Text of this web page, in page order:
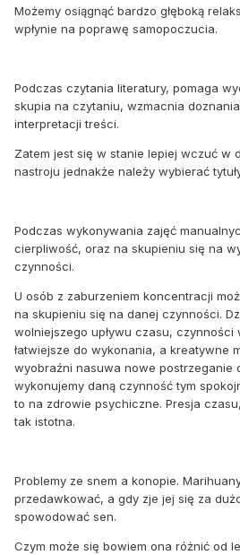
Możemy osiągnąć bardzo głęboką
wpłynie na poprawę samopoczucia.
Podczas czytania literatury, pomaga
skupia na czytaniu, wzmacnia
interpretacji treści.
Zatem jest się w stanie lepiej wczuć w
nastroju jednakże należy wybierać
Podczas wykonywania zajęć
cierpliwość, oraz na skupieniu się na
czynności.
U osób z zaburzeniem koncentracji
na skupieniu się na danej czynności.
wolniejszego upływu czasu, czynności
łatwiejsze do wykonania, a kreatywne
wyobraźni nasuwa nowe postrzeganie
wykonujemy daną czynność tym
to na zdrowie psychiczne. Presja
tak istotna.
Problemy ze snem a konopie.
przedawkować, a gdy zje jej się za
spowodować sen.
Czym może się bowiem ona różnić od